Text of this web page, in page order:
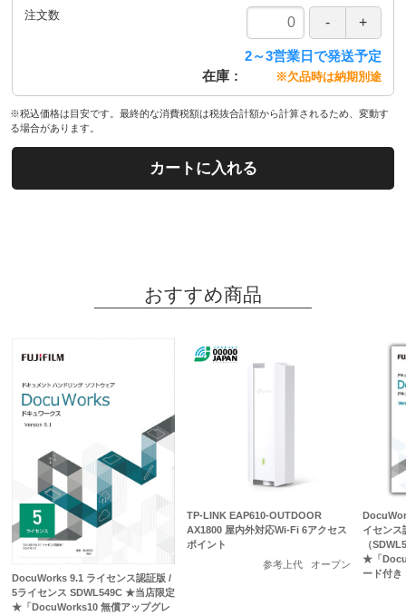
注文数
在庫
2～3営業日で発送予定
※欠品時は納期別途
※税込価格は目安です。最終的な消費税額は税抜合計額から計算されるため、変動す
る場合があります。
カートに入れる
おすすめ商品
DocuWorks 9.1 ライセンス認証版 /
5ライセンス SDWL549C ★当店限定
★「DocuWorks10 無償アップグレ
TP-LINK EAP610-OUTDOOR
AX1800 屋内外対応Wi-Fi 6アクセス
ポイント
参考上代
オープン
イセンス
（
★「
ード付き